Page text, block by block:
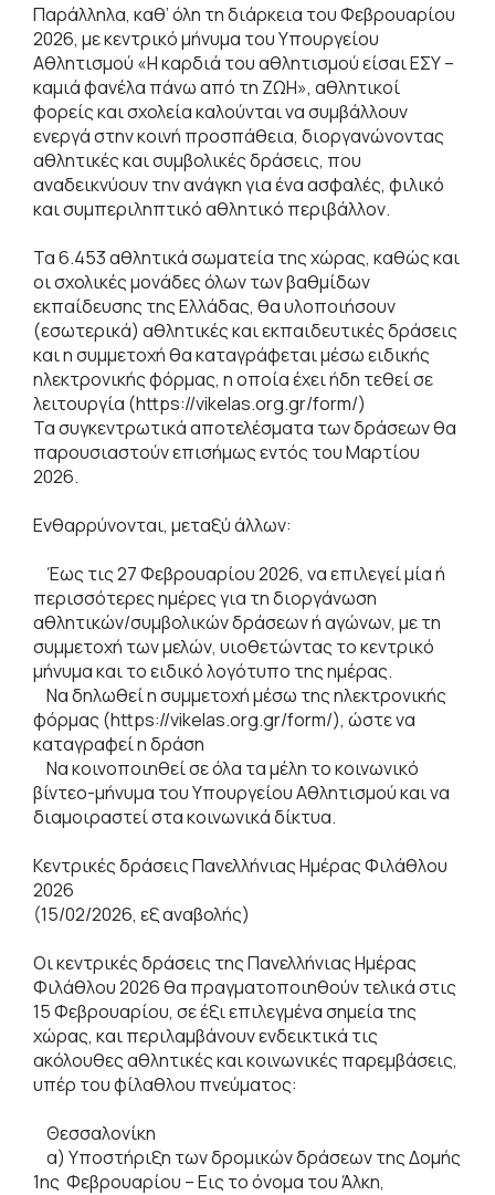
Παράλληλα, καθ’ όλη τη διάρκεια του Φεβρουαρίου
2026, με κεντρικό μήνυμα του Υπουργείου
Αθλητισμού «Η καρδιά του αθλητισμού είσαι ΕΣΥ –
καμιά φανέλα πάνω από τη ΖΩΗ», αθλητικοί
φορείς και σχολεία καλούνται να συμβάλλουν
ενεργά στην κοινή προσπάθεια, διοργανώνοντας
αθλητικές και συμβολικές δράσεις, που
αναδεικνύουν την ανάγκη για ένα ασφαλές, φιλικό
και συμπεριληπτικό αθλητικό περιβάλλον.
Τα 6.453 αθλητικά σωματεία της χώρας, καθώς και
οι σχολικές μονάδες όλων των βαθμίδων
εκπαίδευσης της Ελλάδας, θα υλοποιήσουν
(εσωτερικά) αθλητικές και εκπαιδευτικές δράσεις
και η συμμετοχή θα καταγράφεται μέσω ειδικής
ηλεκτρονικής φόρμας, η οποία έχει ήδη τεθεί σε
λειτουργία (https://vikelas.org.gr/form/)
Τα συγκεντρωτικά αποτελέσματα των δράσεων θα
παρουσιαστούν επισήμως εντός του Μαρτίου
2026.
Ενθαρρύνονται, μεταξύ άλλων:
Έως τις 27 Φεβρουαρίου 2026, να επιλεγεί μία ή
περισσότερες ημέρες για τη διοργάνωση
αθλητικών/συμβολικών δράσεων ή αγώνων, με τη
συμμετοχή των μελών, υιοθετώντας το κεντρικό
μήνυμα και το ειδικό λογότυπο της ημέρας.
Να δηλωθεί η συμμετοχή μέσω της ηλεκτρονικής
φόρμας (https://vikelas.org.gr/form/), ώστε να
καταγραφεί η δράση
Να κοινοποιηθεί σε όλα τα μέλη το κοινωνικό
βίντεο-μήνυμα του Υπουργείου Αθλητισμού και να
διαμοιραστεί στα κοινωνικά δίκτυα.
Κεντρικές δράσεις Πανελλήνιας Ημέρας Φιλάθλου
2026
(15/02/2026, εξ αναβολής)
Οι κεντρικές δράσεις της Πανελλήνιας Ημέρας
Φιλάθλου 2026 θα πραγματοποιηθούν τελικά στις
15 Φεβρουαρίου, σε έξι επιλεγμένα σημεία της
χώρας, και περιλαμβάνουν ενδεικτικά τις
ακόλουθες αθλητικές και κοινωνικές παρεμβάσεις,
υπέρ του φίλαθλου πνεύματος:
Θεσσαλονίκη
α) Υποστήριξη των δρομικών δράσεων της Δομής
1ης Φεβρουαρίου – Εις το όνομα του Άλκη,